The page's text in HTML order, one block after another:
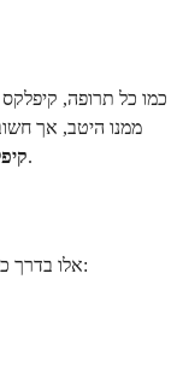
כמו כל תרופה, קיפלקס
ממנו היטב, אך
ניתן לחלק לשתי קטגוריות.
אלו בדרך כלל קלות ולעיתים קרובות חולפות מעצמן. הן כוללות: